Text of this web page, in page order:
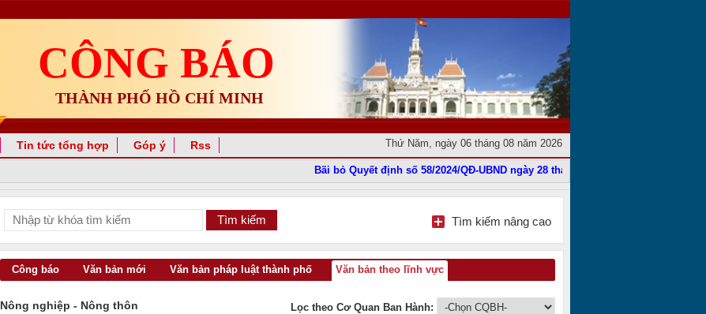
CÔNG BÁO
THÀNH PHỐ HỒ CHÍ MINH
Thứ Năm, ngày 06 tháng 08 năm 2026
Tin tức tổng hợp Góp ý Rss
Bãi bỏ Quyết định số 58/2024/QĐ-UBND ngày 28 tháng 11 năm 2024
Tìm kiếm nâng cao
Công báo Văn bản mới Văn bản pháp luật thành phố Văn bản theo lĩnh vực
Nông nghiệp - Nông thôn Lọc theo Cơ Quan Ban Hành: